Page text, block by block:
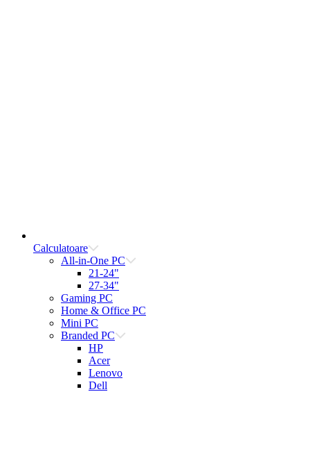
Calculatoare
All-in-One PC
21-24"
27-34"
Gaming PC
Home & Office PC
Mini PC
Branded PC
HP
Acer
Lenovo
Dell